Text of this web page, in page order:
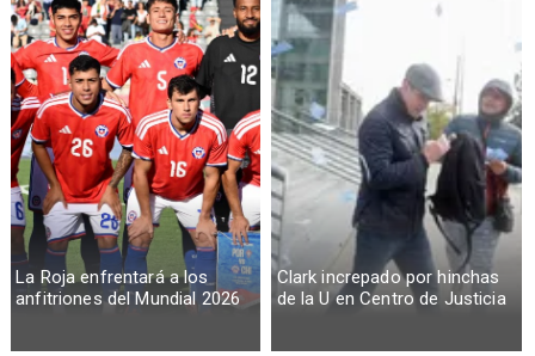
La Roja enfrentará a los
anfitriones del Mundial 2026
Clark increpado por hinchas
de la U en Centro de Justicia